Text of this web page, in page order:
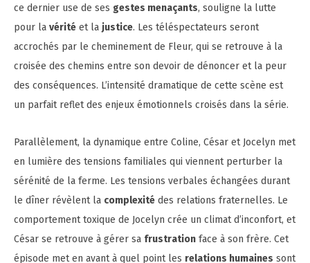
ce dernier use de ses gestes menaçants, souligne la lutte
pour la vérité et la justice. Les téléspectateurs seront
accrochés par le cheminement de Fleur, qui se retrouve à la
croisée des chemins entre son devoir de dénoncer et la peur
des conséquences. L’intensité dramatique de cette scène est
un parfait reflet des enjeux émotionnels croisés dans la série.
Parallèlement, la dynamique entre Coline, César et Jocelyn met
en lumière des tensions familiales qui viennent perturber la
sérénité de la ferme. Les tensions verbales échangées durant
le dîner révèlent la complexité des relations fraternelles. Le
comportement toxique de Jocelyn crée un climat d’inconfort, et
César se retrouve à gérer sa frustration face à son frère. Cet
épisode met en avant à quel point les relations humaines sont